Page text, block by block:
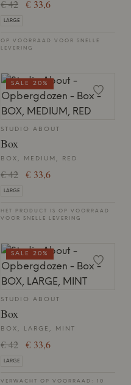
€ 42 € 33,6
LARGE
OP VOORRAAD VOOR SNELLE
LEVERING
STUDIO ABOUT
Box
BOX, MEDIUM, RED
€ 42 € 33,6
LARGE
HET PRODUCT IS OP VOORRAAD
VOOR SNELLE LEVERING
SALE 20%
STUDIO ABOUT
Box
BOX, LARGE, MINT
€ 42 € 33,6
LARGE
VERWACHT OP VOORRAAD: 10
SALE 20%